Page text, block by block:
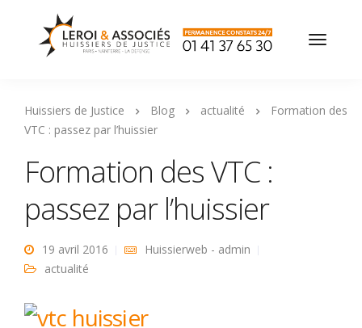
Huissiers de Justice Blog actualité
Formation des
VTC : passez par l’huissier
Formation des VTC :
passez par l’huissier
19 avril 2016
Huissierweb - admin
actualité